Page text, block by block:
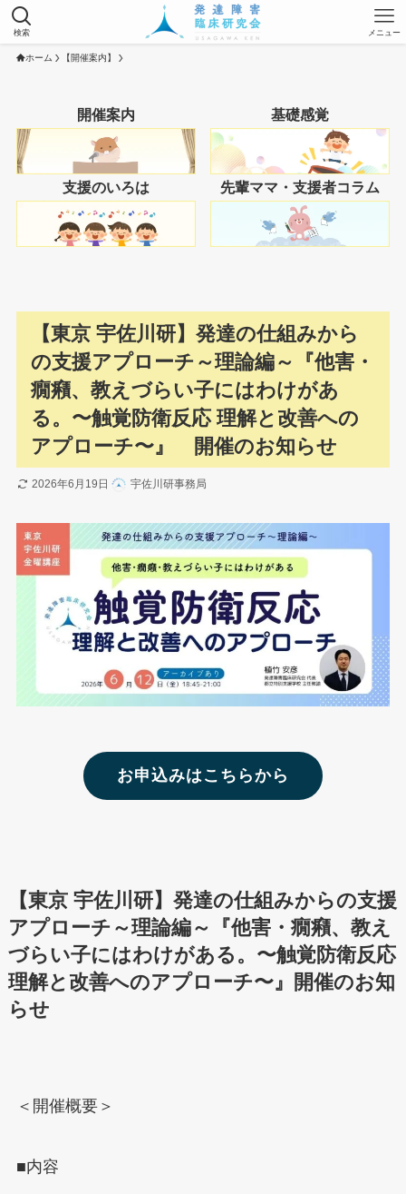
検索 メニュー
ホーム 【開催案内】
開催案内 基礎感覚
支援のいろは 先輩ママ・支援者コラム
【東京 宇佐川研】発達の仕組みから
の支援アプローチ～理論編～『他害・
癇癪、教えづらい子にはわけがあ
る。〜触覚防衛反応 理解と改善への
アプローチ〜』 開催のお知らせ
2026年6月19日 宇佐川研事務局
お申込みはこちらから
【東京 宇佐川研】発達の仕組みからの支援
アプローチ～理論編～『他害・癇癪、教え
づらい子にはわけがある。〜触覚防衛反応
理解と改善へのアプローチ〜』開催のお知
らせ
＜開催概要＞
■内容